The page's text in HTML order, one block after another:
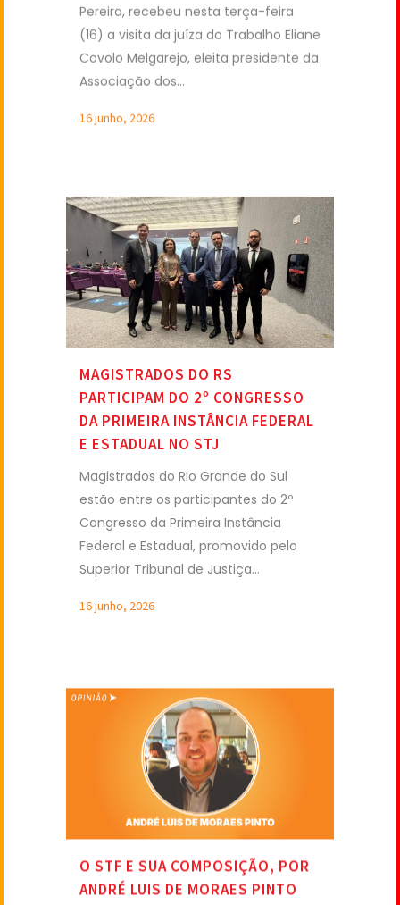
Pereira, recebeu nesta terça-feira
(16) a visita da juíza do Trabalho Eliane
Covolo Melgarejo, eleita presidente da
Associação dos...
16 junho, 2026
MAGISTRADOS DO RS
PARTICIPAM DO 2º CONGRESSO
DA PRIMEIRA INSTÂNCIA FEDERAL
E ESTADUAL NO STJ
Magistrados do Rio Grande do Sul
estão entre os participantes do 2º
Congresso da Primeira Instância
Federal e Estadual, promovido pelo
Superior Tribunal de Justiça...
16 junho, 2026
O STF E SUA COMPOSIÇÃO, POR
ANDRÉ LUIS DE MORAES PINTO
As controvérsias estabelecidas na
última década criam a oportunidade